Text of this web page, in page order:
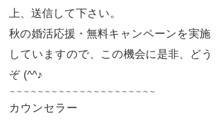
上、送信して下さい。
秋の婚活応援・無料キャンペーンを実施
していますので、この機会に是非、どう
ぞ (^^♪
～～～～～～～～～～～～～～～～～～～～～
カウンセラー